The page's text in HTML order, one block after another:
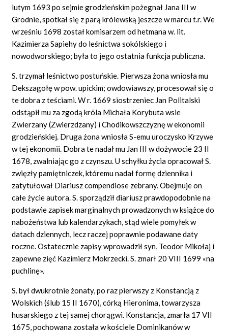
lutym 1693 po sejmie grodzieńskim pożegnał Jana III w
Grodnie, spotkał się z parą królewską jeszcze w marcu t.r. We
wrześniu 1698 został komisarzem od hetmana w. lit.
Kazimierza Sapiehy do leśnictwa sokólskiego i
nowodworskiego; była to jego ostatnia funkcja publiczna.
S. trzymał leśnictwo postuńskie. Pierwsza żona wniosła mu
Dekszagołę w pow. upickim; owdowiawszy, procesował się o
te dobra z teściami. W r. 1669 siostrzeniec Jan Politalski
odstąpił mu za zgodą króla Michała Korybuta wsie
Zwierzany (Zwierzdzany) i Chodikowszczyznę w ekonomii
grodzieńskiej. Druga żona wniosła S-emu uroczysko Krzywe
w tej ekonomii. Dobra te nadał mu Jan III w dożywocie 23 II
1678, zwalniając go z czynszu. U schyłku życia opracował S.
zwięzły pamiętniczek, któremu nadał formę dziennika i
zatytułował Diariusz compendiose zebrany. Obejmuje on
całe życie autora. S. sporządził diariusz prawdopodobnie na
podstawie zapisek marginalnych prowadzonych w książce do
nabożeństwa lub kalendarzykach, stąd wiele pomyłek w
datach dziennych, lecz raczej poprawnie podawane daty
roczne. Ostatecznie zapisy wprowadził syn, Teodor Mikołaj i
zapewne zięć Kazimierz Mokrzecki. S. zmarł 20 VIII 1699 «na
puchlinę».
S. był dwukrotnie żonaty, po raz pierwszy z Konstancją z
Wolskich (ślub 15 II 1670), córką Hieronima, towarzysza
husarskiego z tej samej chorągwi. Konstancja, zmarła 17 VII
1675, pochowana została w kościele Dominikanów w